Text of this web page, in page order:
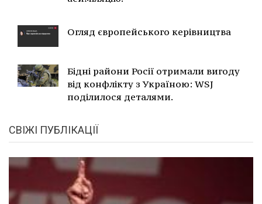
Огляд європейського керівництва
Бідні райони Росії отримали вигоду
від конфлікту з Україною: WSJ
поділилося деталями.
СВІЖІ ПУБЛІКАЦІЇ